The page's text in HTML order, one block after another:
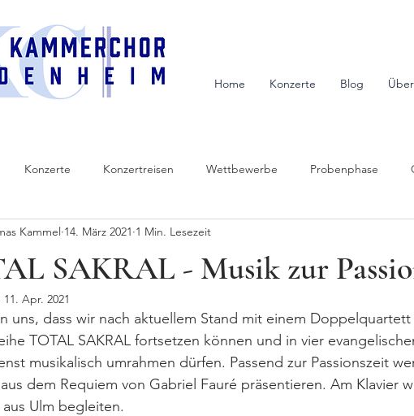
Home Konzerte Blog
Konzerte Konzertreisen Wettbewerbe Probenphase
Eleven SWR News
SAKRAL - Musik zur
Kammel 14. März 2021 1 Min. Lesezeit
11. Apr. 2021
uns, dass wir nach aktuellem Stand mit einem Doppelquartett
TOTAL SAKRAL fortsetzen können und in vier
musikalisch umrahmen dürfen. Passend zur Passionszeit
dem Requiem von Gabriel Fauré präsentieren. Am Klavier
Ulm begleiten.